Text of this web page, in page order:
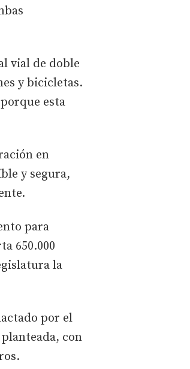
vial de doble
y bicicletas.
esta
en
y segura,
para
650.000
la
por el
con